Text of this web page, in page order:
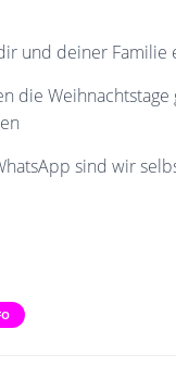
und deiner Familie
die
sind wir